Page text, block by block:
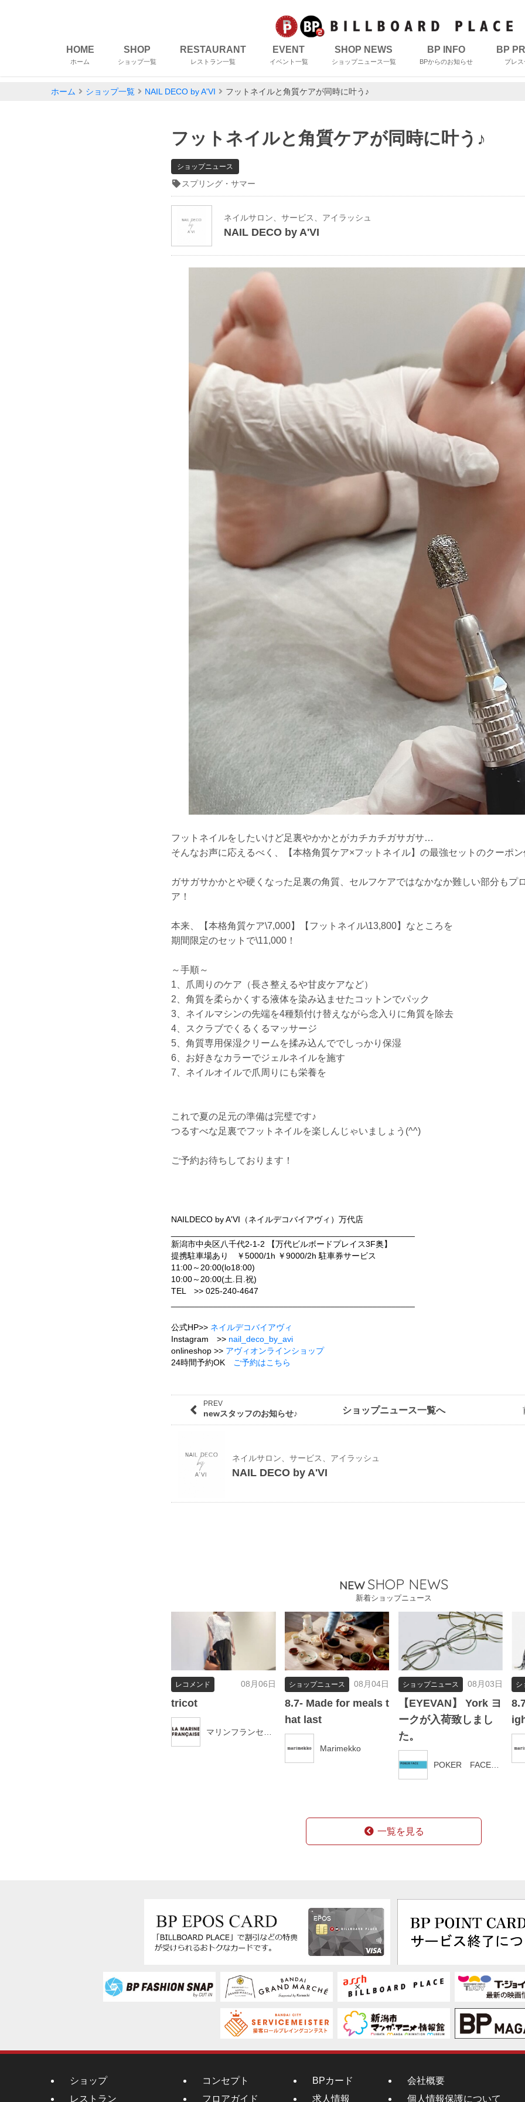
HOME
ホーム
SHOP
ショップ一覧
RESTAURANT
レストラン一覧
EVENT
イベント一覧
SHOP NEWS
ショップニュース一覧
BP INFO
BPからのお知らせ
BP
プレ
ホーム ショップ一覧 NAIL DECO by A'VI フットネイルと角質ケアが同時に叶う♪
フットネイルと角質ケアが同時に叶う♪
ショップニュース
スプリング・サマー
ネイルサロン、サービス、アイラッシュ
NAIL DECO by A'VI
フットネイルをしたいけど足裏やかかとがカチカチガサガサ…
そんなお声に応えるべく、【本格角質ケア×フットネイル】の最強セットのクーポン
ガサガサかかとや硬くなった足裏の角質、セルフケアではなかなか難しい部分もプ
ア！
本来、【本格角質ケア\7,000】【フットネイル\13,800】なところを
期間限定のセットで\11,000！
～手順～
1、爪周りのケア（長さ整えるや甘皮ケアなど）
2、角質を柔らかくする液体を染み込ませたコットンでパック
3、ネイルマシンの先端を4種類付け替えながら念入りに角質を除去
4、スクラブでくるくるマッサージ
5、角質専用保湿クリームを揉み込んででしっかり保湿
6、お好きなカラーでジェルネイルを施す
7、ネイルオイルで爪周りにも栄養を
これで夏の足元の準備は完璧です♪
つるすべな足裏でフットネイルを楽しんじゃいましょう(^^)
ご予約お待ちしております！
NAILDECO by A'VI（ネイルデコバイアヴィ）万代店
新潟市中央区八千代2-1-2 【万代ビルボードプレイス3F奥】
提携駐車場あり ￥5000/1h ￥9000/2h 駐車券サービス
11:00～20:00(lo18:00)
10:00～20:00(土.日.祝)
TEL >> 025-240-4647
公式HP>> ネイルデコバイアヴィ
Instagram >> nail_deco_by_avi
onlineshop >> アヴィオンラインショップ
24時間予約OK ご予約はこちら
PREV
newスタッフのお知らせ♪ ショップニュース一覧へ
ネイルサロン、サービス、アイラッシュ
NAIL DECO by A'VI
NEWSHOP NEWS
新着ショップニュース
08月06日
レコメンド
tricot
08月04日
ショップニュース
8.7- Made for meals t
hat last
Marimekko
08月03日
ショップニュース
【EYEVAN】 York ヨ
ークが入荷致しまし
た。
POKER FACE新潟店
シ
一覧を見る
ショップ
レストラン
コンセプト
フロアガイド
BPカード
求人情報
会社概要
個人情報保護について